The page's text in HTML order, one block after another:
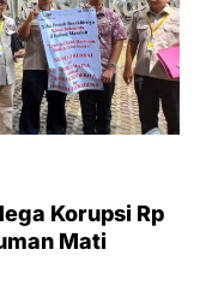
Korupsi Rp
Mati